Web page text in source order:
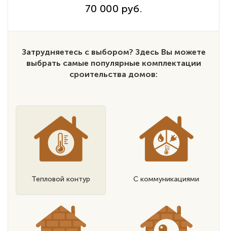
70 000 руб.
Затрудняетесь с выбором? Здесь Вы можете
выбрать самые популярные комплектации
сроительства домов:
Тепловой контур С коммуникациями